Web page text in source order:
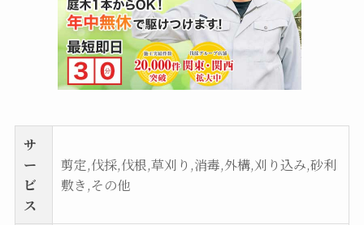
サ
ー
ビ
ス
剪定,伐採,伐根,草刈り,消毒,外構,刈り込み,砂利
敷き,その他